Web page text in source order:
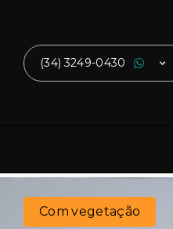
(34) 3249-0430
Com vegetação